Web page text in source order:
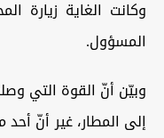
وكانت الغاية
المسؤول.
وبيّن أنّ القوة التي
إلى المطار، غير أنّ